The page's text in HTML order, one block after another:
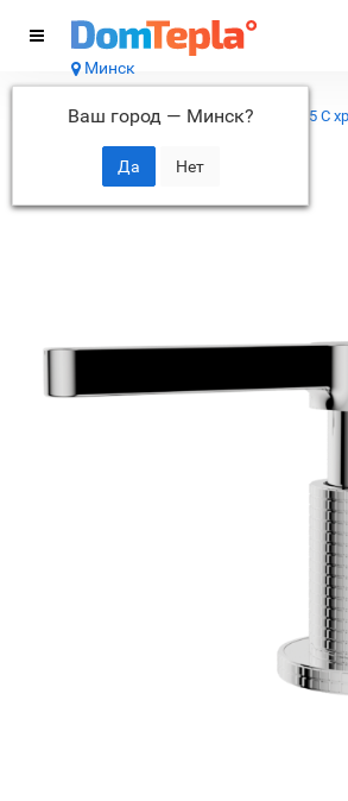
Минск
Ваш город — Минск?
Каталог
Дозаторы Дозатор Omoikiri OM-05 C